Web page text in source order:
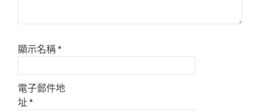
顯示名稱*
電子郵件地
址*